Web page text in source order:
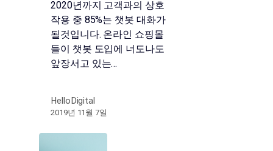
2020년까지 고객과의 상호
작용 중 85%는 챗봇 대화가
될것입니다. 온라인 쇼핑몰
들이 챗봇 도입에 너도나도
앞장서고 있는…
HelloDigital
2019년 11월 7일